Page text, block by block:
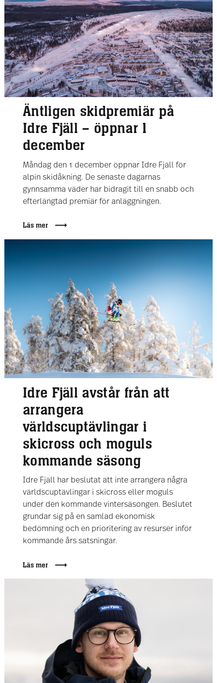
Äntligen skidpremiär på
Idre Fjäll – öppnar 1
december
Måndag den 1 december öppnar Idre Fjäll för
alpin skidåkning. De senaste dagarnas
gynnsamma väder har bidragit till en snabb och
efterlängtad premiär för anläggningen.
Läs mer
Idre Fjäll avstår från att
arrangera
världscuptävlingar i
skicross och moguls
kommande säsong
Idre Fjäll har beslutat att inte arrangera några
världscuptävlingar i skicross eller moguls
under den kommande vintersäsongen. Beslutet
grundar sig på en samlad ekonomisk
bedömning och en prioritering av resurser inför
kommande års satsningar.
Läs mer